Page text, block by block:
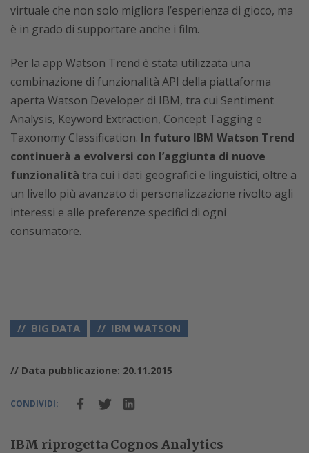
virtuale che non solo migliora l’esperienza di gioco, ma
è in grado di supportare anche i film.
Per la app Watson Trend è stata utilizzata una
combinazione di funzionalità API della piattaforma
aperta Watson Developer di IBM, tra cui Sentiment
Analysis, Keyword Extraction, Concept Tagging e
Taxonomy Classification. In futuro IBM Watson Trend
continuerà a evolversi con l’aggiunta di nuove
funzionalità tra cui i dati geografici e linguistici, oltre a
un livello più avanzato di personalizzazione rivolto agli
interessi e alle preferenze specifici di ogni
consumatore.
BIG DATA IBM WATSON
// Data pubblicazione: 20.11.2015
CONDIVIDI:
IBM riprogetta Cognos Analytics